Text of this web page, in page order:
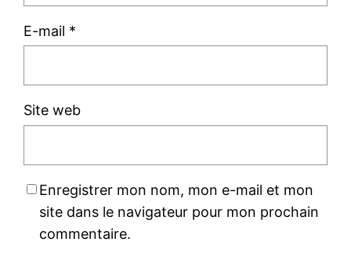
E-mail *
Site web
Enregistrer mon nom, mon e-mail et mon
site dans le navigateur pour mon prochain
commentaire.